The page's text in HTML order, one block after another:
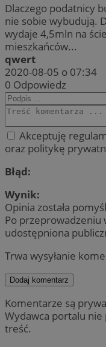
Dlaczego podatnicy
nie sobie wybudują.
wydaje 4,5mln na
mieszkańców...
qwert
2020-08-05 o 07:34
0 Odpowiedz
Akceptuję
oraz politykę
Błąd:
Wynik:
Opinia została
Po przeprowadzeniu
udostępniona
Trwa wysyłanie
Dodaj komentarz
Komentarze są
Wydawca portalu nie
treść.